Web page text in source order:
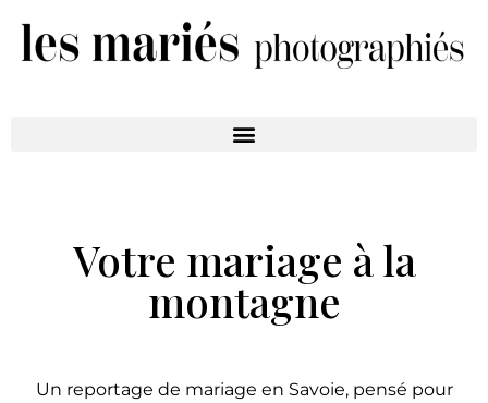
Votre mariage à la
montagne
Un reportage de mariage en Savoie, pensé pour